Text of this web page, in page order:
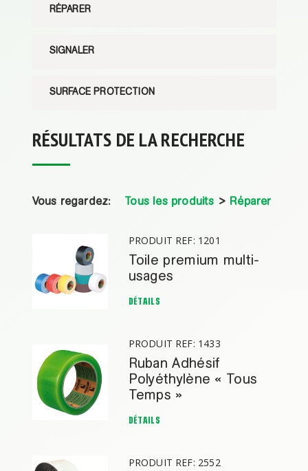
RÉPARER
SIGNALER
SURFACE PROTECTION
RÉSULTATS DE LA RECHERCHE
Vous regardez: Tous les produits > Réparer
PRODUIT REF: 1201
Toile premium multi-
usages
DÉTAILS
PRODUIT REF: 1433
Ruban Adhésif
Polyéthylène « Tous
Temps »
DÉTAILS
PRODUIT REF: 2552